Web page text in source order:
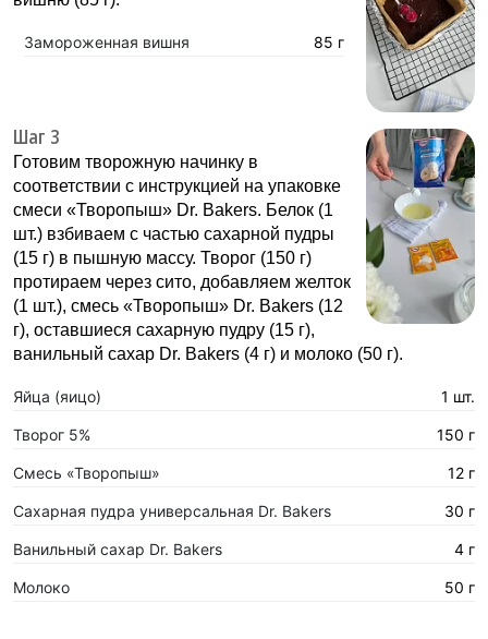
Замороженная вишня 85 г
Шаг 3
Готовим творожную начинку в
соответствии с инструкцией на упаковке
смеси «Творопыш» Dr. Bakers. Белок (1
шт.) взбиваем с частью сахарной пудры
(15 г) в пышную массу. Творог (150 г)
протираем через сито, добавляем желток
(1 шт.), смесь «Творопыш» Dr. Bakers (12
г), оставшиеся сахарную пудру (15 г),
ванильный сахар Dr. Bakers (4 г) и молоко (50 г).
Яйца (яицо) 1 шт.
Творог 5% 150 г
Смесь «Творопыш» 12 г
Сахарная пудра универсальная Dr. Bakers 30 г
Ванильный сахар Dr. Bakers 4 г
Молоко 50 г